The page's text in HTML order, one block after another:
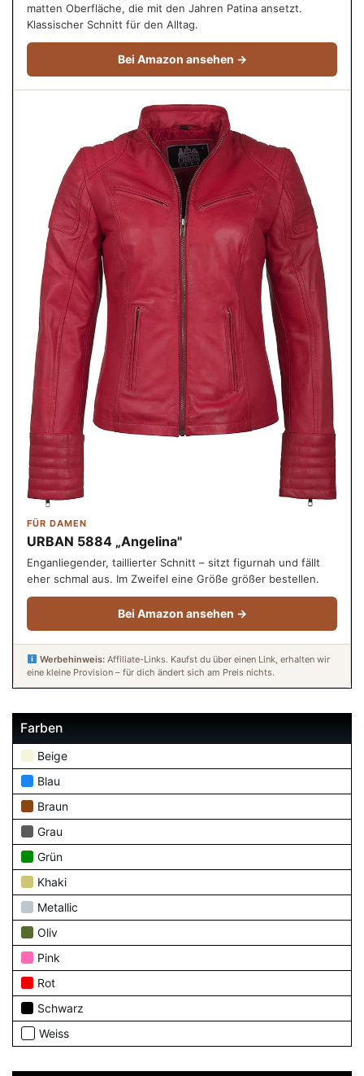
matten Oberfläche, die mit den Jahren Patina ansetzt.
Klassischer Schnitt für den Alltag.
Bei Amazon ansehen →
FÜR DAMEN
URBAN 5884 „Angelina"
Enganliegender, taillierter Schnitt – sitzt figurnah und fällt
eher schmal aus. Im Zweifel eine Größe größer bestellen.
Bei Amazon ansehen →
Werbehinweis:Affiliate-Links. Kaufst du über einen Link, erhalten wir
eine kleine Provision – für dich ändert sich am Preis nichts.
Farben
Beige
Blau
Braun
Grau
Grün
Khaki
Metallic
Oliv
Pink
Rot
Schwarz
Weiss